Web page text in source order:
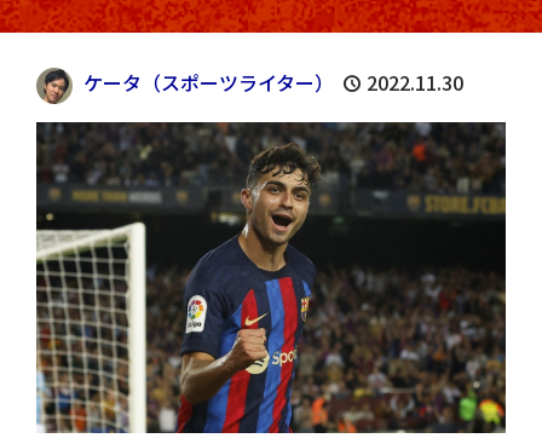
ケータ（スポーツライター） 2022.11.30